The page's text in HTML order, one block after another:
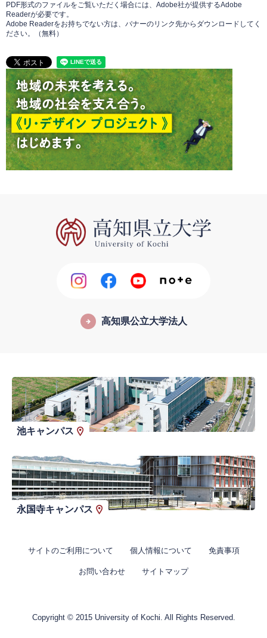
PDF形式のファイルをご覧いただく場合には、Adobe社が提供するAdobe
Readerが必要です。
Adobe Readerをお持ちでない方は、バナーのリンク先からダウンロードしてく
ださい。（無料）
高知県公立大学法人
池キャンパス
永国寺キャンパス
サイトのご利用について 個人情報について 免責事項
お問い合わせ サイトマップ
Copyright © 2015 University of Kochi. All Rights Reserved.